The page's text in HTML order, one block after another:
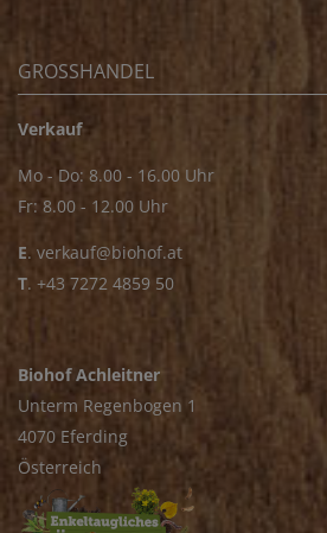
GROSSHANDEL
Verkauf
Mo - Do: 8.00 - 16.00 Uhr
Fr: 8.00 - 12.00 Uhr
E. verkauf@biohof.at
T. +43 7272 4859 50
Biohof Achleitner
Unterm Regenbogen 1
4070 Eferding
Österreich